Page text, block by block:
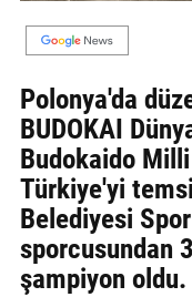
Künye
Gizlilik
Politikası
Polonya'da
BUDOKAI
Budokaido
Türkiye'yi
Belediyesi
sporcusundan
şampiyon oldu.